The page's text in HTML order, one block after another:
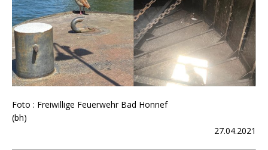
Foto : Freiwillige Feuerwehr Bad Honnef
(bh)
27.04.2021